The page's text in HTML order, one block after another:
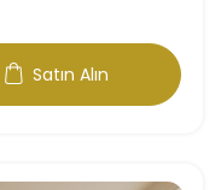
Satın Alın